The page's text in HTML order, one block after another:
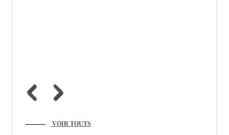
VOIR TOUTS